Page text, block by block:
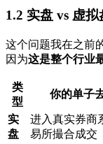
1.2 实盘 vs 虚
这个问题我在之前
因为这是整个行业
类
型
你的单子
实
盘
进入真实券商
易所撮合成交